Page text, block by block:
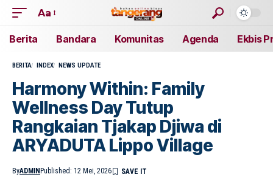
Aa
Berita Bandara Komunitas Agenda Ekbis
BERITA INDEX NEWS UPDATE
Harmony Within: Family
Wellness Day Tutup
Rangkaian Tjakap Djiwa di
ARYADUTA Lippo Village
ByADMIN Published: 12 Mei, 2026